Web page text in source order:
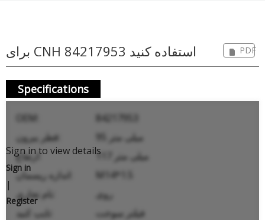
برای CNH 84217953 استفاده کنید PDF
Specifications
OEM:
84217953
95 میلی متر
ارتفاع:
117 میلی متر
M14*1.5
روی
فیلتر سوخت
Sign in to view details
Sign in
|
Register